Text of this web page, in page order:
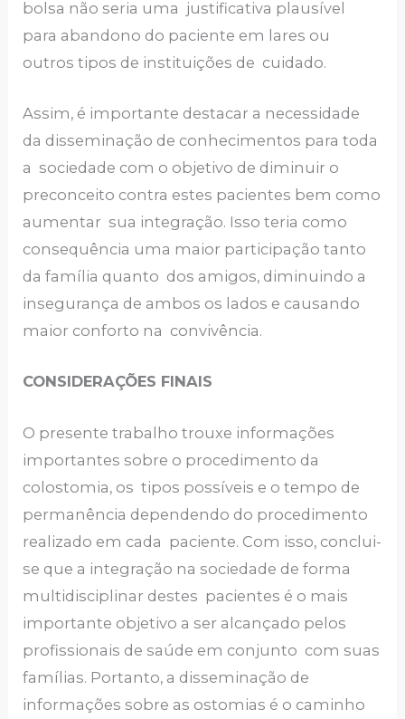
bolsa não seria uma justificativa plausível
para abandono do paciente em lares ou
outros tipos de instituições de cuidado.
Assim, é importante destacar a necessidade
da disseminação de conhecimentos para toda
a sociedade com o objetivo de diminuir o
preconceito contra estes pacientes bem como
aumentar sua integração. Isso teria como
consequência uma maior participação tanto
da família quanto dos amigos, diminuindo a
insegurança de ambos os lados e causando
maior conforto na convivência.
CONSIDERAÇÕES FINAIS
O presente trabalho trouxe informações
importantes sobre o procedimento da
colostomia, os tipos possíveis e o tempo de
permanência dependendo do procedimento
realizado em cada paciente. Com isso, conclui-
se que a integração na sociedade de forma
multidisciplinar destes pacientes é o mais
importante objetivo a ser alcançado pelos
profissionais de saúde em conjunto com suas
famílias. Portanto, a disseminação de
informações sobre as ostomias é o caminho